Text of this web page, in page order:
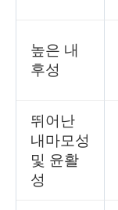
높은 내
후성
뛰어난
내마모성
및 윤활
성